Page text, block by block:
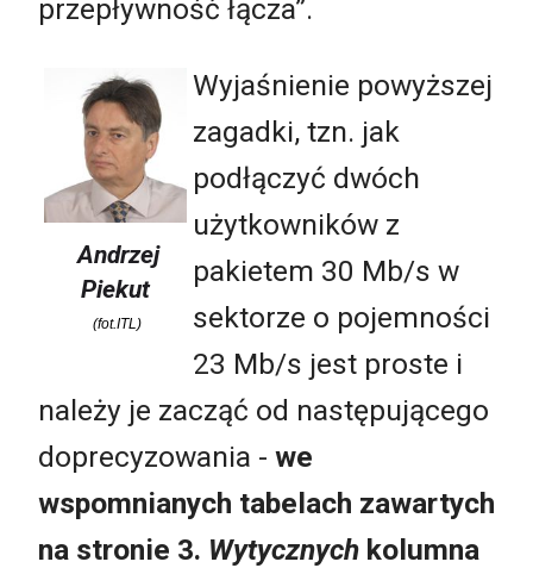
przepływność łącza”.
Andrzej
Piekut
(fot.ITL)
Wyjaśnienie powyższej
zagadki, tzn. jak
podłączyć dwóch
użytkowników z
pakietem 30 Mb/s w
sektorze o pojemności
23 Mb/s jest proste i
należy je zacząć od następującego
doprecyzowania - we
wspomnianych tabelach zawartych
na stronie 3. Wytycznych kolumna